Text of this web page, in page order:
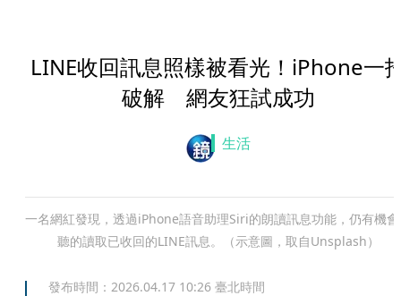
LINE收回訊息照樣被看光！iPhone一
破解 網友狂試成功
生活
一名網紅發現，透過iPhone語音助理Siri的朗讀訊息功能，仍有機
聽的讀取已收回的LINE訊息。（示意圖，取自Unsplash）
發布時間： 2026.04.17 10:26 臺北時間